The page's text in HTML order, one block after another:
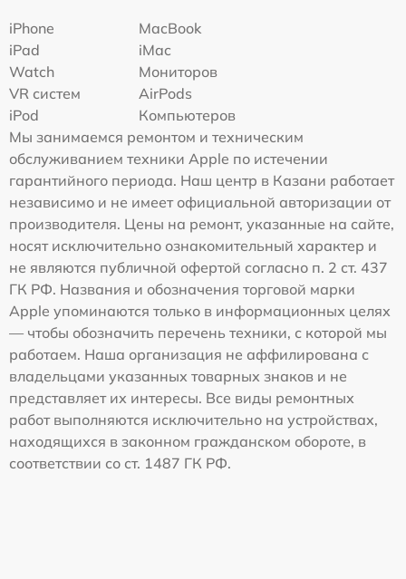
iPhone
MacBook
iPad
iMac
Watch
Мониторов
VR систем
AirPods
iPod
Компьютеров
Мы занимаемся ремонтом и техническим
обслуживанием техники Apple по истечении
гарантийного периода. Наш центр в Казани работает
независимо и не имеет официальной авторизации от
производителя. Цены на ремонт, указанные на сайте,
носят исключительно ознакомительный характер и
не являются публичной офертой согласно п. 2 ст. 437
ГК РФ. Названия и обозначения торговой марки
Apple упоминаются только в информационных целях
— чтобы обозначить перечень техники, с которой мы
работаем. Наша организация не аффилирована с
владельцами указанных товарных знаков и не
представляет их интересы. Все виды ремонтных
работ выполняются исключительно на устройствах,
находящихся в законном гражданском обороте, в
соответствии со ст. 1487 ГК РФ.